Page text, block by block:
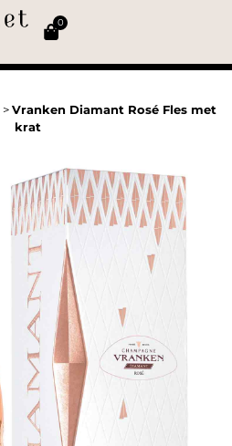
0
> Vranken Diamant Rosé Fles met
krat